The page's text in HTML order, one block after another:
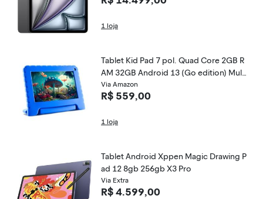
1 loja
Tablet Kid Pad 7 pol. Quad Core 2GB R
AM 32GB Android 13 (Go edition) Multi
- Azul - NB392
Via Amazon
R$ 559,00
1 loja
Tablet Android Xppen Magic Drawing P
ad 12 8gb 256gb X3 Pro
Via Extra
R$ 4.599,00